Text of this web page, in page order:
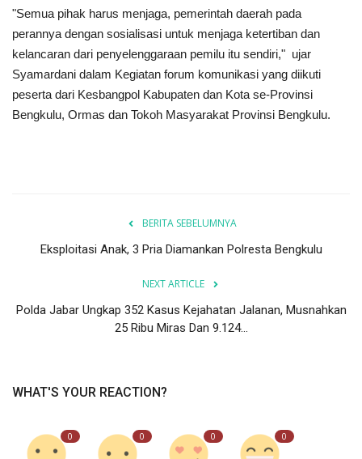
"Semua pihak harus menjaga, pemerintah daerah pada
perannya dengan sosialisasi untuk menjaga ketertiban dan
kelancaran dari penyelenggaraan pemilu itu sendiri," ujar
Syamardani dalam Kegiatan forum komunikasi yang diikuti
peserta dari Kesbangpol Kabupaten dan Kota se-Provinsi
Bengkulu, Ormas dan Tokoh Masyarakat Provinsi Bengkulu.
BERITA SEBELUMNYA
Eksploitasi Anak, 3 Pria Diamankan Polresta Bengkulu
NEXT ARTICLE
Polda Jabar Ungkap 352 Kasus Kejahatan Jalanan, Musnahkan
25 Ribu Miras Dan 9.124...
WHAT'S YOUR REACTION?
0 0 0 0